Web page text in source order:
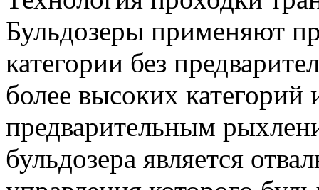
Бульдозеры применяют
категории без
более высоких
предварительным
бульдозера является